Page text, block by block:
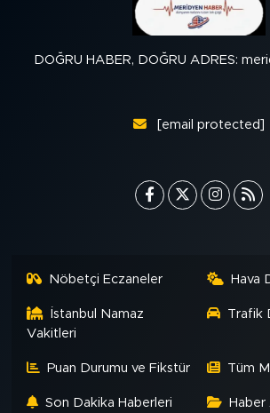
DOĞRU HABER, DOĞRU ADRES:
[email protected]
Nöbetçi Eczaneler Hava
İstanbul Namaz
Vakitleri
Trafik
Puan Durumu ve Fikstür Tüm
Son Dakika Haberleri Haber